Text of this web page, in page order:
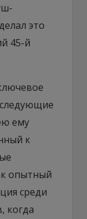
это
45-й
ему
к
опытный
среди
когда